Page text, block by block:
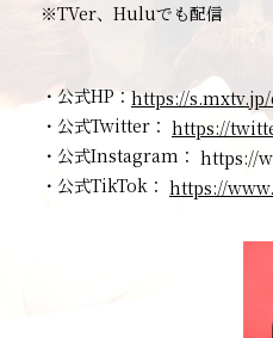
※TVer、Huluでも配信
・公式HP： https://
・公式Twitter： https://
・公式Instagram： https://
・公式TikTok： https://